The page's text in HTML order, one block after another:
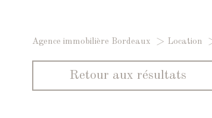
Type de bien
Maison
Agence immobilière Bordeaux Location
Retour aux résultats